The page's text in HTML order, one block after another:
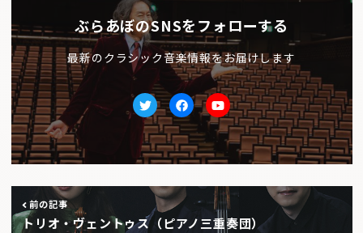
ぶらあぼのSNSをフォローする
最新のクラシック音楽情報をお届けします
TwitterfacebookYoutube
前の記事
トリオ・ヴェントゥス（ピアノ三重奏団）